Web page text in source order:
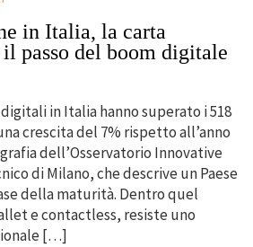
in Italia, la carta
passo del boom digitale
in Italia hanno superato i 518
crescita del 7% rispetto all’anno
dell’Osservatorio Innovative
di Milano, che descrive un Paese
della maturità. Dentro quel
e contactless, resiste uno
[…]